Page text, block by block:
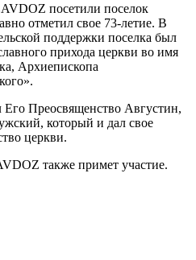
посетили поселок
отметил свое 73-летие. В
поддержки поселка был
прихода церкви во имя
Архиепископа
Его Преосвященство Августин,
который и дал свое
церкви.
также примет участие.